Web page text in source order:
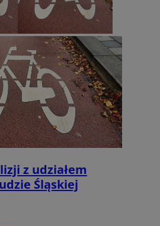
z udziałem
Śląskiej